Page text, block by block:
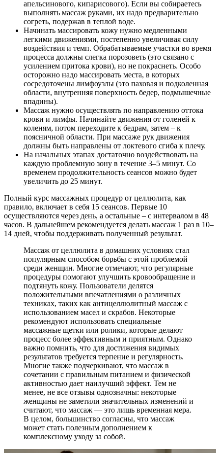
апельсинового, кипарисового). Если вы собираетесь
выполнять массаж руками, их надо предварительно
согреть, подержав в теплой воде.
Начинать массировать кожу нужно медленными
легкими движениями, постепенно увеличивая силу
воздействия и темп. Обрабатываемые участки во время
процесса должны слегка порозоветь (это связано с
усилением притока крови), но не покраснеть. Особо
осторожно надо массировать места, в которых
сосредоточены лимфоузлы (это паховая и подколенная
области, внутренняя поверхность бедер, подмышечные
впадины).
Массаж нужно осуществлять по направлению оттока
крови и лимфы. Начинайте движения от голеней к
коленям, потом переходите к бедрам, затем – к
поясничной области. При массаже рук движения
должны быть направлены от локтевого сгиба к плечу.
На начальных этапах достаточно воздействовать на
каждую проблемную зону в течение 3–5 минут. Со
временем продолжительность сеансов можно будет
увеличить до 25 минут.
Полный курс массажных процедур от целлюлита, как
правило, включает в себя 15 сеансов. Первые 10
осуществляются через день, а остальные – с интервалом в 48
часов. В дальнейшем рекомендуется делать массаж 1 раз в 10–
14 дней, чтобы поддерживать полученный результат.
Массаж от целлюлита в домашних условиях стал
популярным способом борьбы с этой проблемой
среди женщин. Многие отмечают, что регулярные
процедуры помогают улучшить кровообращение и
подтянуть кожу. Пользователи делятся
положительными впечатлениями о различных
техниках, таких как антицеллюлитный массаж с
использованием масел и скрабов. Некоторые
рекомендуют использовать специальные
массажные щетки или ролики, которые делают
процесс более эффективным и приятным. Однако
важно помнить, что для достижения видимых
результатов требуется терпение и регулярность.
Многие также подчеркивают, что массаж в
сочетании с правильным питанием и физической
активностью дает наилучший эффект. Тем не
менее, не все отзывы однозначны: некоторые
женщины не заметили значительных изменений и
считают, что массаж — это лишь временная мера.
В целом, большинство согласны, что массаж
может стать полезным дополнением к
комплексному уходу за собой.